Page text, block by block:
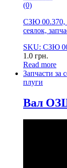
(0)
СЗЮ 00.370,
сеялок,
SKU: СЗЮ
1.0 грн.
Read more
Запчасти за
плуги
Вал